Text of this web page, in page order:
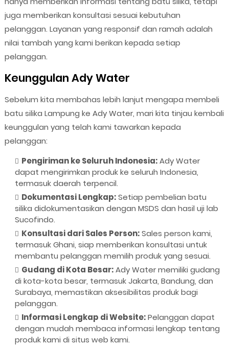
juga memberikan konsultasi sesuai kebutuhan
pelanggan. Layanan yang responsif dan ramah adalah
nilai tambah yang kami berikan kepada setiap
pelanggan.
Keunggulan Ady Water
Sebelum kita membahas lebih lanjut mengapa membeli
batu silika Lampung ke Ady Water, mari kita tinjau kembali
keunggulan yang telah kami tawarkan kepada
pelanggan:
Pengiriman ke Seluruh Indonesia:Ady Water
dapat mengirimkan produk ke seluruh Indonesia,
termasuk daerah terpencil.
Dokumentasi Lengkap:Setiap pembelian batu
silika didokumentasikan dengan MSDS dan hasil uji lab
Sucofindo.
Konsultasi dari Sales Person:Sales person kami,
termasuk Ghani, siap memberikan konsultasi untuk
membantu pelanggan memilih produk yang sesuai.
Gudang di Kota Besar:Ady Water memiliki gudang
di kota-kota besar, termasuk Jakarta, Bandung, dan
Surabaya, memastikan aksesibilitas produk bagi
pelanggan.
Informasi Lengkap di Website:Pelanggan dapat
dengan mudah membaca informasi lengkap tentang
produk kami di situs web kami.